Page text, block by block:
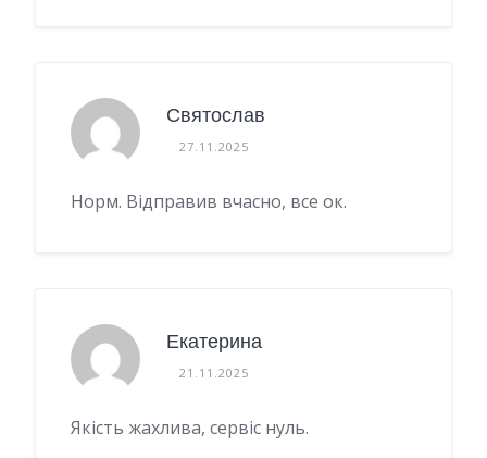
Святослав
27.11.2025
Норм. Відправив вчасно, все ок.
Екатерина
21.11.2025
Якість жахлива, сервіс нуль.